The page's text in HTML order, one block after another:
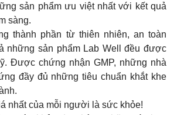
sản phẩm ưu việt nhất với kết quả
sàng.
thành phần từ thiên nhiên, an toàn
những sản phẩm Lab Well đều được
Được chứng nhận GMP, những nhà
đầy đủ những tiêu chuẩn khắt khe
nhất của mỗi người là sức khỏe!